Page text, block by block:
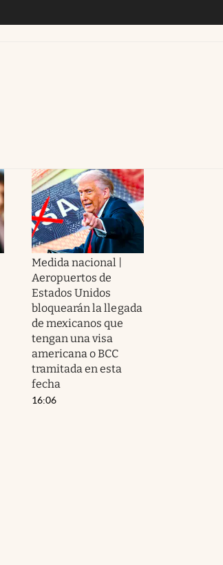
Medida nacional |
Aeropuertos de
Estados Unidos
bloquearán la llegada
de mexicanos que
tengan una visa
americana o BCC
tramitada en esta
fecha
16:06